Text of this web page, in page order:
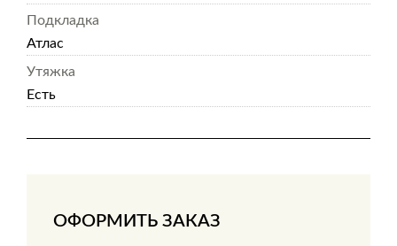
Подкладка
Атлас
Утяжка
Есть
ОФОРМИТЬ ЗАКАЗ